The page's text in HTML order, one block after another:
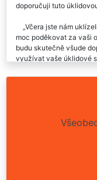
doporučuji tuto
Včera jste nám
moc poděkovat za vaši
budu skutečně všude
využívat vaše úklidové
Chtěl by jsem touto
za výborně provedený
Děkuji za úklid